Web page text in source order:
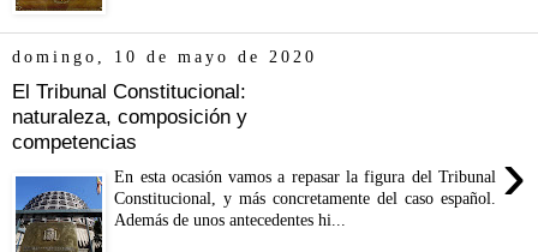
domingo, 10 de mayo de 2020
El Tribunal Constitucional:
naturaleza, composición y
competencias
›
En esta ocasión vamos a repasar la figura del Tribunal
Constitucional, y más concretamente del caso español.
Además de unos antecedentes hi...